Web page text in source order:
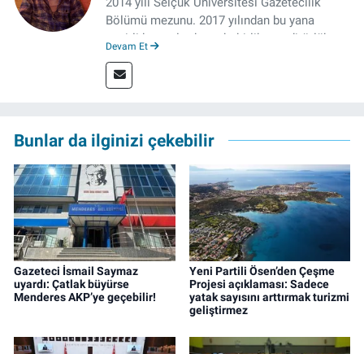
Bölümü mezunu. 2017 yılından bu yana
çeşitli kurumlarda muhabirlik ve editörlük
müdürü olarak devam ediyor.
Devam Et
Bunlar da ilginizi çekebilir
Gazeteci İsmail Saymaz
uyardı: Çatlak büyürse
Menderes AKP’ye geçebilir!
Yeni Partili Ösen’den Çeşme
Projesi açıklaması: Sadece
yatak sayısını arttırmak turizmi
geliştirmez